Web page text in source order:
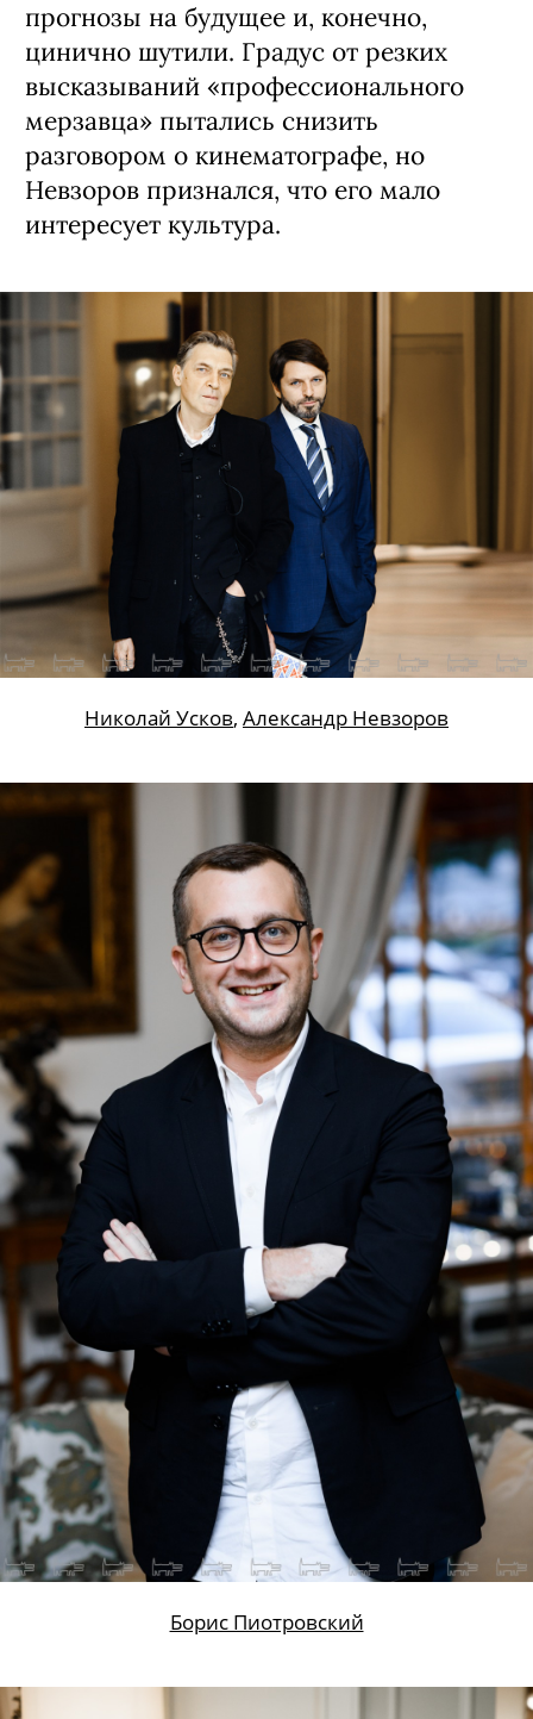
прогнозы на будущее и, конечно,
цинично шутили. Градус от резких
высказываний «профессионального
мерзавца» пытались снизить
разговором о кинематографе, но
Невзоров признался, что его мало
интересует культура.
Николай Усков, Александр Невзоров
Борис Пиотровский